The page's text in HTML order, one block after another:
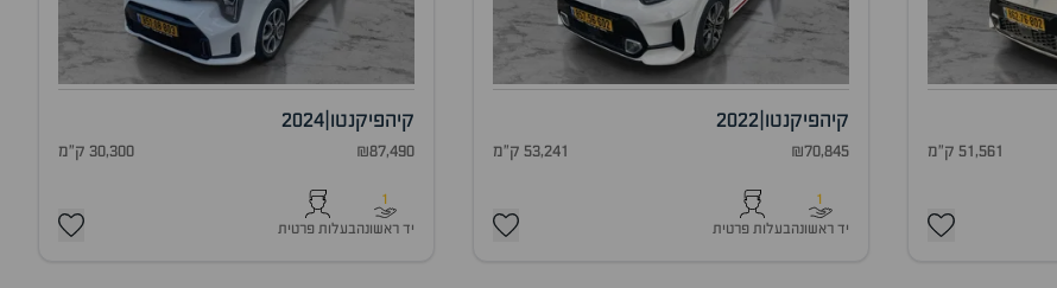
51,561 ק"מ
קיהפיקנטו 2022
₪70,845 53,241 ק"מ
1
יד ראשונהבעלות פרטית
קיהפיקנטו 2024
₪87,490 30,300 ק"מ
1
יד ראשונהבעלות פרטית